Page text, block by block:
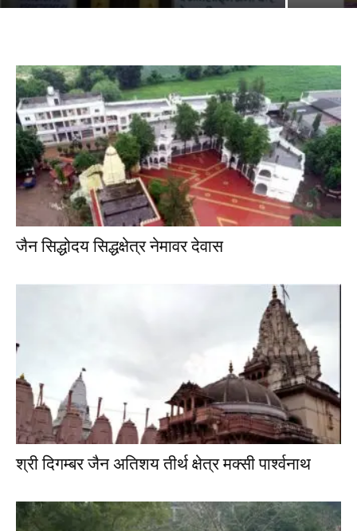
जैन सिद्धोदय सिद्धक्षेत्र नेमावर देवास
श्री दिगम्बर जैन अतिशय तीर्थ क्षेत्र मक्सी पार्श्वनाथ